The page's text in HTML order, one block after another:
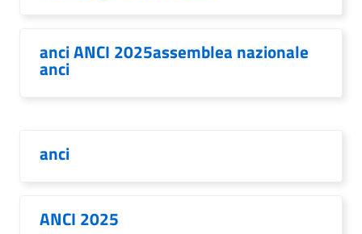
anci ANCI 2025assemblea nazionale
anci
anci
ANCI 2025